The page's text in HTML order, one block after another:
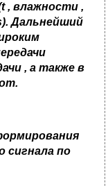
t , влажности ,
Дальнейший
, а также в
.
сигнала по